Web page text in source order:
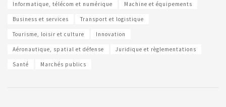
Informatique, télécom et numérique Machine et équipements
Business et services Transport et logistique
Tourisme, loisir et culture Innovation
Aéronautique, spatial et défense Juridique et règlementations
Santé Marchés publics